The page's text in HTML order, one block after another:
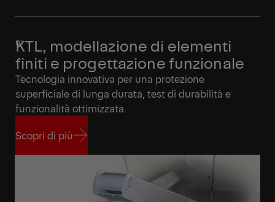
KTL, modellazione di elementi
finiti e progettazione funzionale
Tecnologia innovativa per una protezione
superficiale di lunga durata, test di durabilità e
funzionalità ottimizzata.
Scopri di più